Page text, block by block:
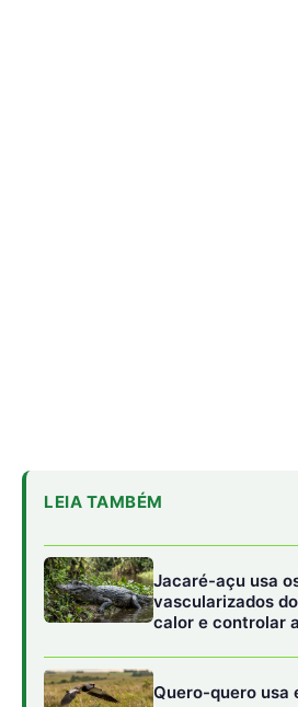
ninho até a água
O sistema de sonar e a caça
florestal
Navegar em uma floresta inundada
condições de visibilidade